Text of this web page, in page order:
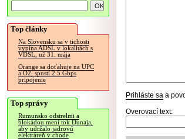
Top články
Na Slovensku sa v tichosti
vypína ADSL v lokalitách s
VDSL, už 31. mája
Orange sa doťahuje na UPC
a O2, spustí 2.5 Gbps
pripojenie
Top správy
Rumunsko odstrelmi a
blokádou mení tok Dunaja,
aby udržalo jadrovú
elektráreň v chode
Prihláste sa a
Overovací text: